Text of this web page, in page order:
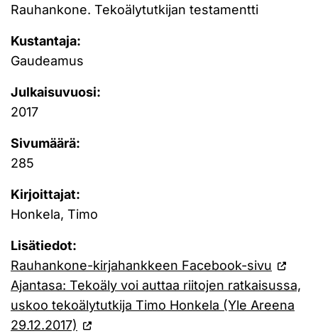
Rauhankone. Tekoälytutkijan testamentti
Kustantaja:
Gaudeamus
Julkaisuvuosi:
2017
Sivumäärä:
285
Kirjoittajat:
Honkela, Timo
Lisätiedot:
Rauhankone-kirjahankkeen Facebook-sivu
Ajantasa: Tekoäly voi auttaa riitojen ratkaisussa,
uskoo tekoälytutkija Timo Honkela (Yle Areena
29.12.2017)